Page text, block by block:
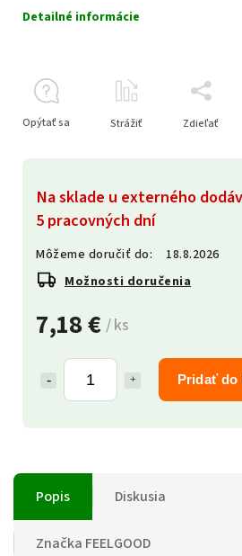
7,18 € / ks
Pridať do
Na sklade u externého
5 pracovných dní
Môžeme doručiť do:
18.8.2026
Možnosti doručenia
Detailné informácie
Opýtať sa Strážiť Zdieľať
Popis Diskusia
Značka FEELGOOD